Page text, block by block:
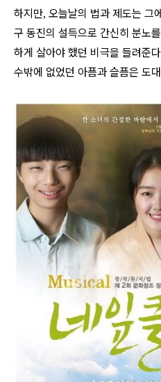
하지만, 오늘날의 법과 제도는 그
구 동진의 설득으로 간신히 분노
하게 살아야 했던 비극을 들려준다
수밖에 없었던 아픔과 슬픔은 도